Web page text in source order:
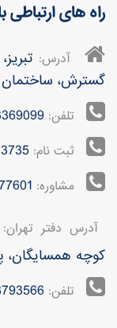
راه های ارتباطی
آدرس:
گسترش، ساختمان 7
تلفن:
ثبت نام:
مشاوره:
آدرس دفتر
کوچه همسایگان،
تلفن: